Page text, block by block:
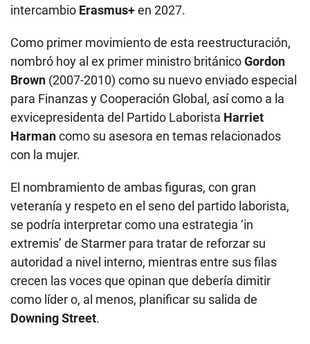
intercambio Erasmus+en 2027.
Como primer movimiento de esta reestructuración,
nombró hoy al ex primer ministro británicoGordon
Brown (2007-2010) como su nuevo enviado especial
para Finanzas y Cooperación Global, así como a la
exvicepresidenta del Partido Laborista Harriet
Harmancomo su asesora en temas relacionados
con la mujer.
El nombramiento de ambas figuras, con gran
veteranía y respeto en el seno del partido laborista,
se podría interpretar como una estrategia ‘in
extremis’ de Starmer para tratar de reforzar su
autoridad a nivel interno, mientras entre sus filas
crecen las voces que opinan que debería dimitir
como líder o, al menos, planificar su salida de
Downing Street.